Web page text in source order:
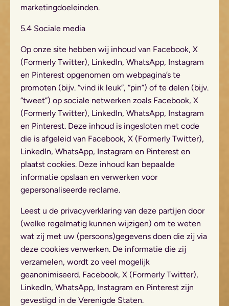
marketingdoeleinden.
5.4 Sociale media
Op onze site hebben wij inhoud van Facebook, X
(Formerly Twitter), LinkedIn, WhatsApp, Instagram
en Pinterest opgenomen om webpagina’s te
promoten (bijv. “vind ik leuk”, “pin”) of te delen (bijv.
“tweet”) op sociale netwerken zoals Facebook, X
(Formerly Twitter), LinkedIn, WhatsApp, Instagram
en Pinterest. Deze inhoud is ingesloten met code
die is afgeleid van Facebook, X (Formerly Twitter),
LinkedIn, WhatsApp, Instagram en Pinterest en
plaatst cookies. Deze inhoud kan bepaalde
informatie opslaan en verwerken voor
gepersonaliseerde reclame.
Leest u de privacyverklaring van deze partijen door
(welke regelmatig kunnen wijzigen) om te weten
wat zij met uw (persoons)gegevens doen die zij via
deze cookies verwerken. De informatie die zij
verzamelen, wordt zo veel mogelijk
geanonimiseerd. Facebook, X (Formerly Twitter),
LinkedIn, WhatsApp, Instagram en Pinterest zijn
gevestigd in de Verenigde Staten.